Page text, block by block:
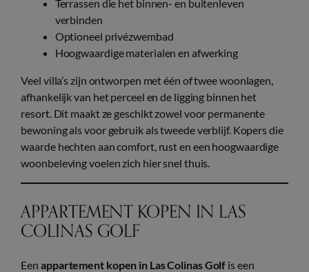
Terrassen die het binnen- en buitenleven
verbinden
Optioneel privézwembad
Hoogwaardige materialen en afwerking
Veel villa’s zijn ontworpen met één of twee woonlagen,
afhankelijk van het perceel en de ligging binnen het
resort. Dit maakt ze geschikt zowel voor permanente
bewoning als voor gebruik als tweede verblijf. Kopers die
waarde hechten aan comfort, rust en een hoogwaardige
woonbeleving voelen zich hier snel thuis.
APPARTEMENT KOPEN IN LAS
COLINAS GOLF
Een appartement kopen in Las Colinas Golf is een